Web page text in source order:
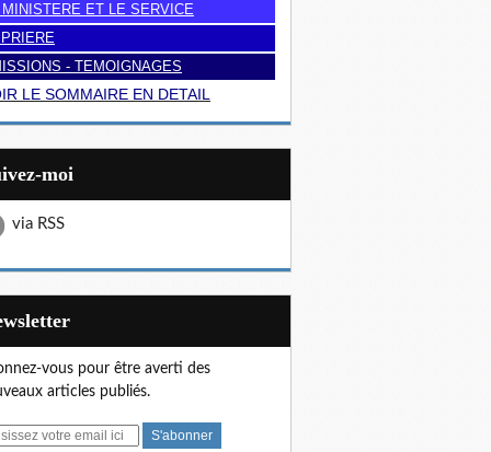
MINISTERE ET LE SERVICE
PRIERE
- TEMOIGNAGES
LE SOMMAIRE EN DETAIL
moi
via RSS
vous pour être averti des
articles publiés.